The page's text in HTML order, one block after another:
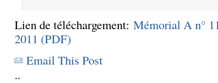
Lien de téléchargement: Mémorial A n°
2011 (PDF)
Email This Post
..